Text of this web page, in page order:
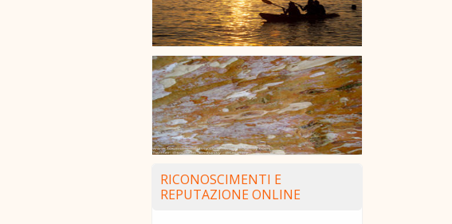
RICONOSCIMENTI E
REPUTAZIONE ONLINE